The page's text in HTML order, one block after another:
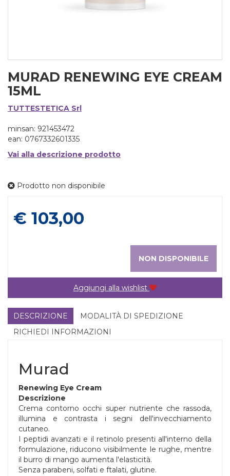
MURAD RENEWING EYE CREAM
15ML
TUTTESTETICA Srl
minsan: 921453472
ean: 0767332601335
Vai alla descrizione prodotto
Prodotto non disponibile
Prezzo
€ 103,00
NON DISPONIBILE
Aggiungi alla wishlist
DESCRIZIONE
MODALITÀ DI SPEDIZIONE
RICHIEDI INFORMAZIONI
Murad
Renewing Eye Cream
Descrizione
Crema contorno occhi super nutriente che rassoda,
illumina e contrasta i segni dell'invecchiamento
cutaneo.
I peptidi avanzati e il retinolo presenti all'interno della
formulazione, riducono visibilmente le rughe, mentre
il burro di mango aumenta l'elasticità.
Senza parabeni, solfati e ftalati, glutine.